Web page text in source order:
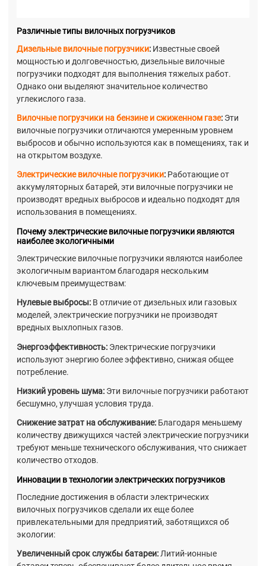
Различные типы вилочных погрузчиков
Дизельные вилочные погрузчики: Известные своей
мощностью и долговечностью, дизельные вилочные
погрузчики подходят для выполнения тяжелых работ.
Однако они выделяют значительное количество
углекислого газа.
Вилочные погрузчики на бензине и сжиженном газе: Эти
вилочные погрузчики отличаются умеренным уровнем
выбросов и обычно используются как в помещениях, так и
на открытом воздухе.
Электрические вилочные погрузчики: Работающие от
аккумуляторных батарей, эти вилочные погрузчики не
производят вредных выбросов и идеально подходят для
использования в помещениях.
Почему электрические вилочные погрузчики являются
наиболее экологичными
Электрические вилочные погрузчики являются наиболее
экологичным вариантом благодаря нескольким
ключевым преимуществам:
Нулевые выбросы: В отличие от дизельных или газовых
моделей, электрические погрузчики не производят
вредных выхлопных газов.
Энергоэффективность: Электрические погрузчики
используют энергию более эффективно, снижая общее
потребление.
Низкий уровень шума: Эти вилочные погрузчики работают
бесшумно, улучшая условия труда.
Снижение затрат на обслуживание: Благодаря меньшему
количеству движущихся частей электрические погрузчики
требуют меньше технического обслуживания, что снижает
количество отходов.
Инновации в технологии электрических погрузчиков
Последние достижения в области электрических
вилочных погрузчиков сделали их еще более
привлекательными для предприятий, заботящихся об
экологии:
Увеличенный срок службы батареи:Литий-ионные